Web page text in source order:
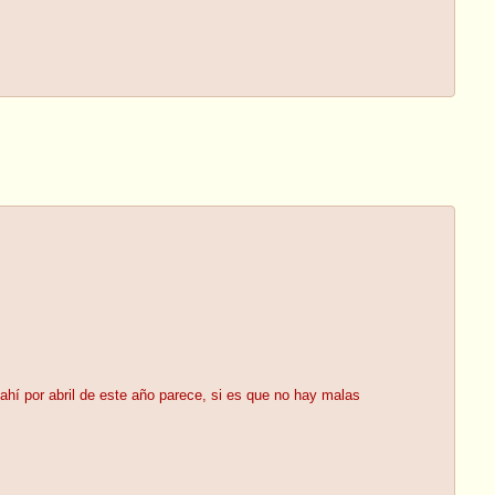
por abril de este año parece, si es que no hay malas